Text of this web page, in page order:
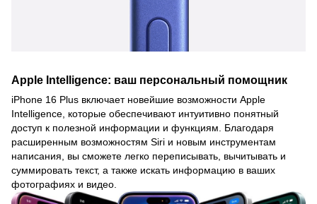
Apple Intelligence: ваш персональный помощник
iPhone 16 Plus включает новейшие возможности Apple
Intelligence, которые обеспечивают интуитивно понятный
доступ к полезной информации и функциям. Благодаря
расширенным возможностям Siri и новым инструментам
написания, вы сможете легко переписывать, вычитывать и
суммировать текст, а также искать информацию в ваших
фотографиях и видео.